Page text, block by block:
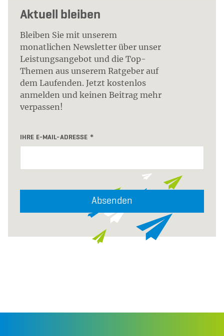
Aktuell bleiben
Bleiben Sie mit unserem
monatlichen Newsletter über unser
Leistungsangebot und die Top-
Themen aus unserem Ratgeber auf
dem Laufenden. Jetzt kostenlos
anmelden und keinen Beitrag mehr
verpassen!
IHRE E-MAIL-ADRESSE
Absenden